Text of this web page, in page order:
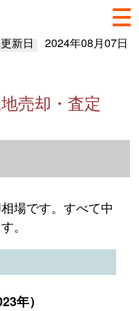
更新日 2024年08月07日
売却・査定
報（2023年1～12
場です。すべて中
。
年）